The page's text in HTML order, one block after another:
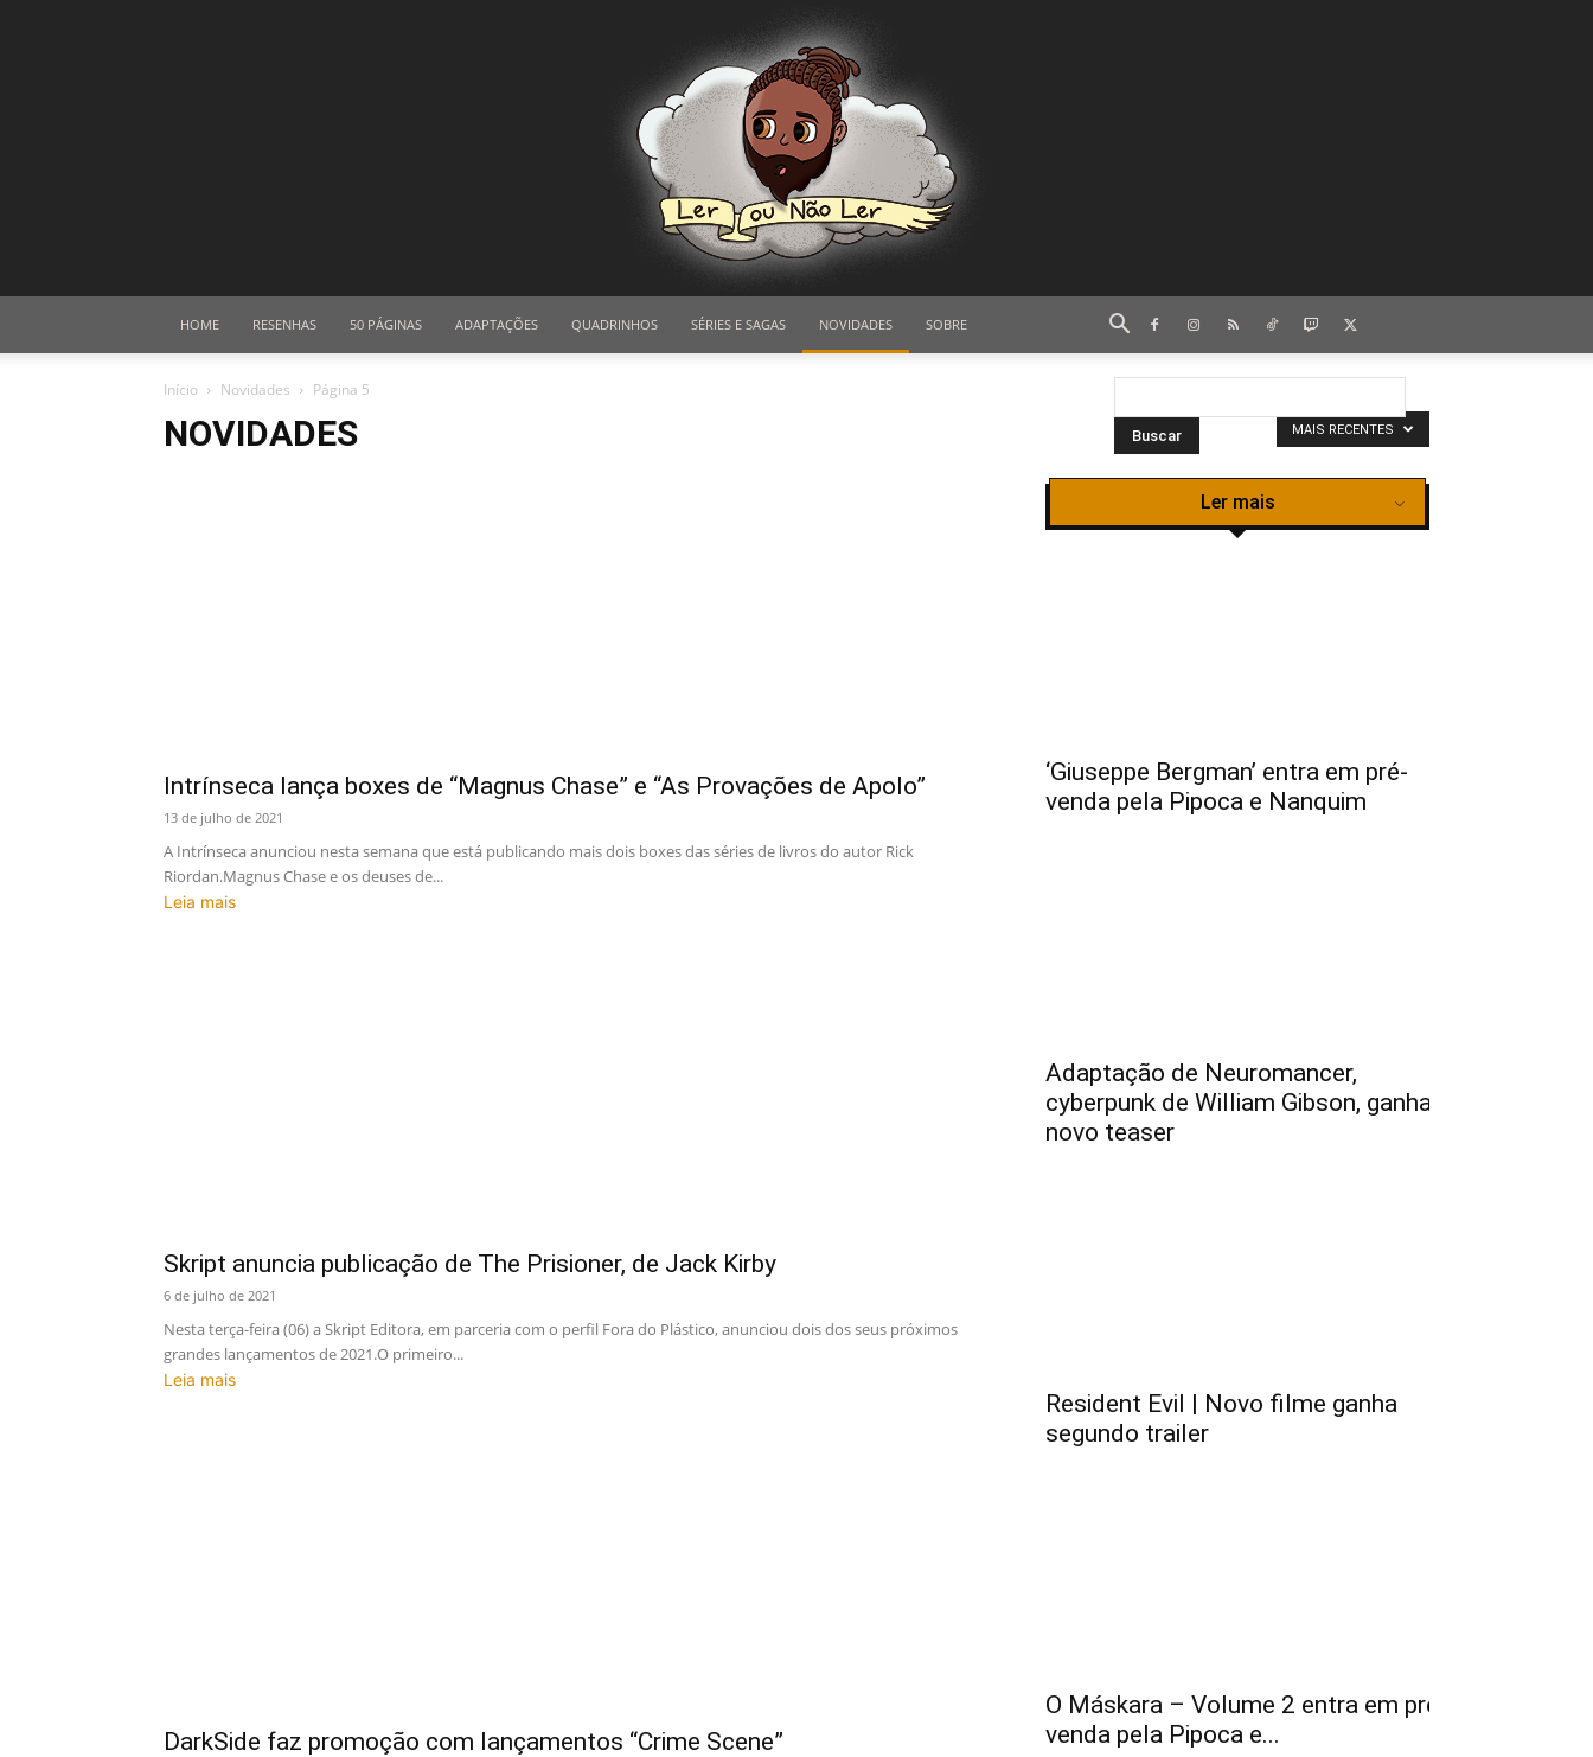
HOME RESENHAS 50 PÁGINAS ADAPTAÇÕES QUADRINHOS SÉRIES E SAGAS NOVIDADES SOBRE
Início Novidades Página 5
NOVIDADES MAIS RECENTES
Intrínseca lança boxes de “Magnus Chase” e “As Provações de Apolo”
13 de julho de 2021
A Intrínseca anunciou nesta semana que está publicando mais dois boxes das séries de livros do autor Rick
Riordan.Magnus Chase e os deuses de...
Leia mais
Skript anuncia publicação de The Prisioner, de Jack Kirby
6 de julho de 2021
Nesta terça-feira (06) a Skript Editora, em parceria com o perfil Fora do Plástico, anunciou dois dos seus próximos
grandes lançamentos de 2021.O primeiro...
Leia mais
DarkSide faz promoção com lançamentos “Crime Scene”
Ler mais
‘Giuseppe Bergman’ entra em pré-
venda pela Pipoca e Nanquim
Adaptação de Neuromancer,
cyberpunk de William Gibson, ganha
novo teaser
Resident Evil | Novo filme ganha
segundo trailer
O Máskara – Volume 2 entra em pré-
venda pela Pipoca e...